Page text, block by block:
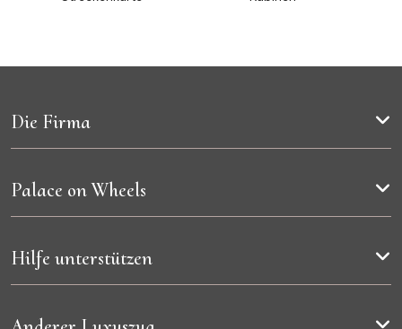
Die Firma
Palace on Wheels
Hilfe unterstützen